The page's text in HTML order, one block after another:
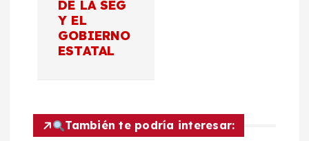
e
DE LA SEG
Y EL
GOBIERNO
ESTATAL
También te podría interesar: